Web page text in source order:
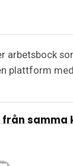
arbetsbock
plattform
samma